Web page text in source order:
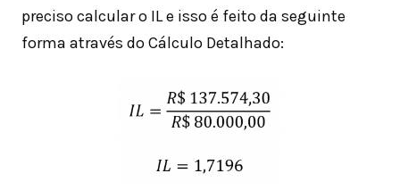
preciso calcular o IL e isso é feito da seguinte
forma através do Cálculo Detalhado: